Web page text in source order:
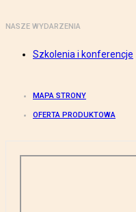
NASZE WYDARZENIA
Szkolenia i konferencje
MAPA STRONY
OFERTA PRODUKTOWA